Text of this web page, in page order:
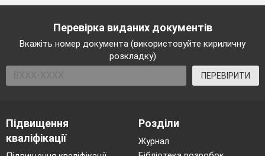
Перевірка виданих документів
Вкажіть номер документа (використовуйте кириличну
розкладку)
ПЕРЕВІРИТИ
Підвищення
кваліфікації
Розділи
Журнал